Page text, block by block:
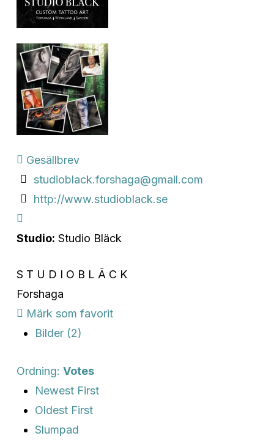
Gesällbrev
studioblack.forshaga@gmail.com
http://www.studioblack.se
Studio: Studio Bläck
S T U D I O B L Ä C K
Forshaga
Märk som favorit
Bilder (2)
Ordning: Votes
Newest First
Oldest First
Slumpad